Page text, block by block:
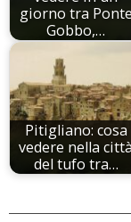
giorno tra Ponte
Gobbo,…
Pitigliano: cosa
vedere nella città
del tufo tra…